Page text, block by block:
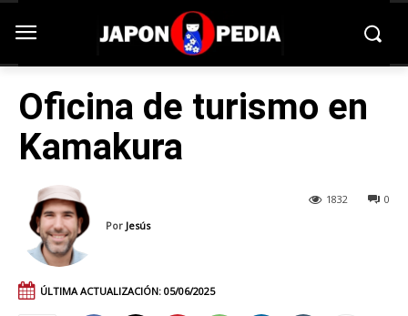
Oficina de turismo en
Kamakura
0
1832
Por Jesús
ÚLTIMA ACTUALIZACIÓN: 05/06/2025